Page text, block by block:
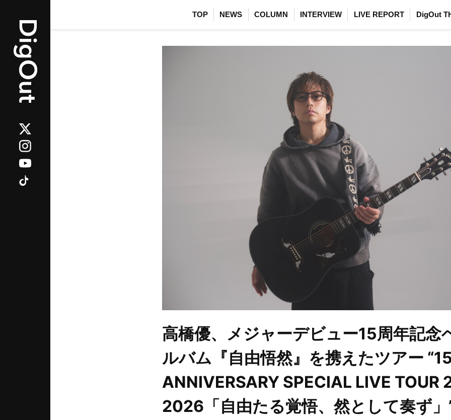
TOP NEWS COLUMN INTERVIEW LIVE REPORT DigOut
高橋優、メジャーデビュー15周年記念
ルバム『自由悟然』を携えたツアー
ANNIVERSARY SPECIAL LIVE TOUR
2026「自由たる覚悟、然として奏ず」